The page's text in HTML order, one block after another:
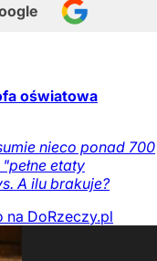
oświatowa
nieco ponad 700
etaty
A ilu brakuje?
na DoRzeczy.pl